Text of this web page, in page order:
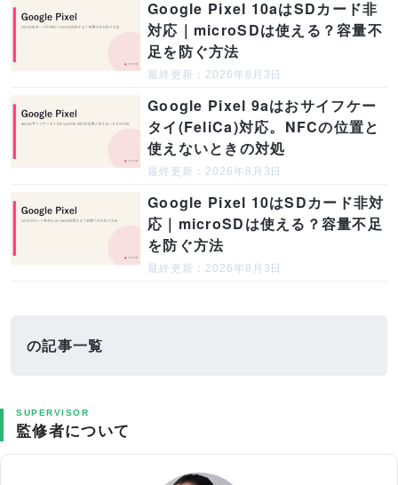
Google Pixel 10aはSDカード非
対応｜microSDは使える？容量不
足を防ぐ方法
最終更新：2026年8月3日
Google Pixel 9aはおサイフケー
タイ(FeliCa)対応。NFCの位置と
使えないときの対処
最終更新：2026年8月3日
Google Pixel 10はSDカード非対
応｜microSDは使える？容量不足
を防ぐ方法
最終更新：2026年8月3日
の記事一覧
SUPERVISOR
監修者について